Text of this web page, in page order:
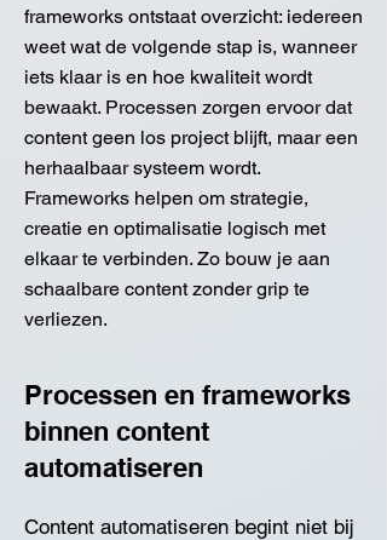
frameworks ontstaat overzicht: iedereen
weet wat de volgende stap is, wanneer
iets klaar is en hoe kwaliteit wordt
bewaakt. Processen zorgen ervoor dat
content geen los project blijft, maar een
herhaalbaar systeem wordt.
Frameworks helpen om strategie,
creatie en optimalisatie logisch met
elkaar te verbinden. Zo bouw je aan
schaalbare content zonder grip te
verliezen.
Processen en frameworks
binnen content
automatiseren
Content automatiseren begint niet bij